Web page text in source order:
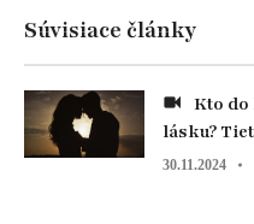
Súvisiace články
lásku?
30.11.2024